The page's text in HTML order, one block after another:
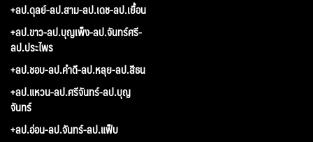
+ลป.ดุลย์-ลป.สาม-ลป.เดช-ลป.เยื้อน
+ลป.ขาว-ลป.บุญเพ็ง-ลป.จันทร์ศรี-
ลป.ประไพร
+ลป.ชอบ-ลป.คำดี-ลป.หลุย-ลป.สีธน
+ลป.แหวน-ลป.ศรีจันทร์-ลป.บุญ
จันทร์
+ลป.อ่อน-ลป.จันทร์-ลป.แฟ็บ